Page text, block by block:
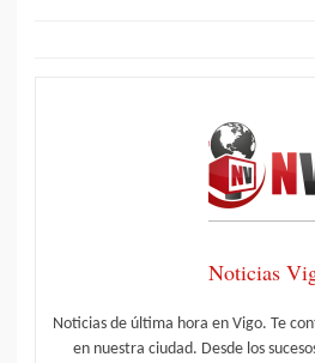
Noticias
Noticias de última hora en Vigo. Te
en nuestra ciudad. Desde los